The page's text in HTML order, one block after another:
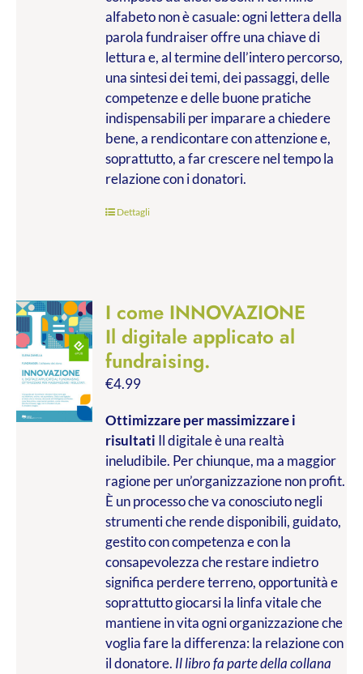
alfabeto non è casuale: ogni lettera della
parola fundraiser offre una chiave di
lettura e, al termine dell’intero percorso,
una sintesi dei temi, dei passaggi, delle
competenze e delle buone pratiche
indispensabili per imparare a chiedere
bene, a rendicontare con attenzione e,
soprattutto, a far crescere nel tempo la
relazione con i donatori.
Dettagli
I come INNOVAZIONE
Il digitale applicato al
fundraising.
€4.99
Ottimizzare per massimizzare i
risultati Il digitale è una realtà
ineludibile. Per chiunque, ma a maggior
ragione per un’organizzazione non profit.
È un processo che va conosciuto negli
strumenti che rende disponibili, guidato,
gestito con competenza e con la
consapevolezza che restare indietro
significa perdere terreno, opportunità e
soprattutto giocarsi la linfa vitale che
mantiene in vita ogni organizzazione che
voglia fare la differenza: la relazione con
il donatore. Il libro fa parte della collana